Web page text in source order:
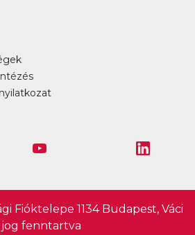
Fióktelepe 1134 Budapest, Váci
fenntartva